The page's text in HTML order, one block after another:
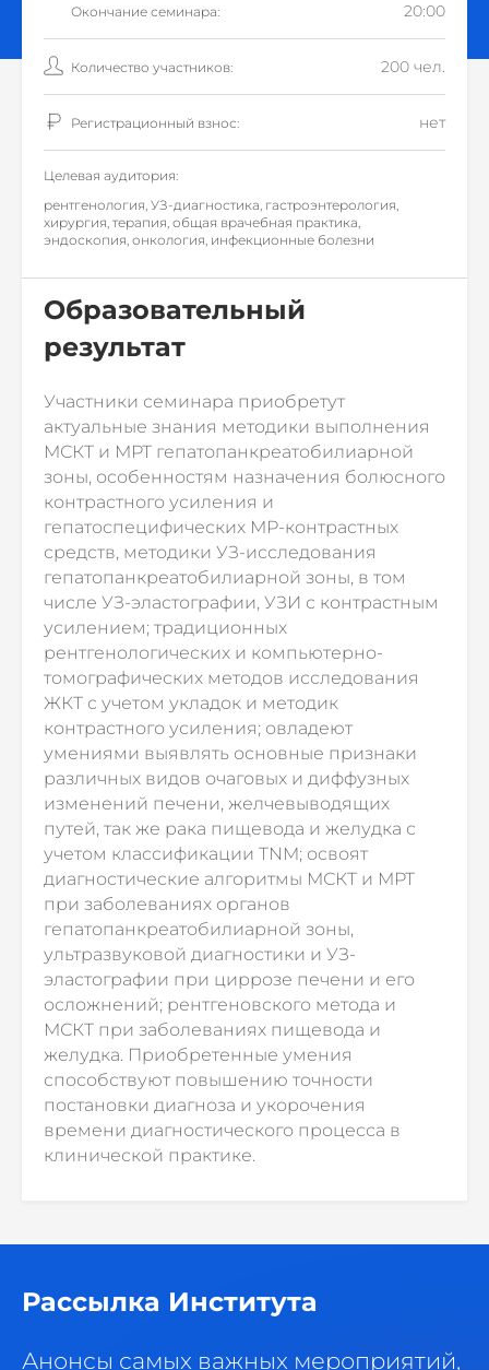
Окончание семинара: 20:00
Количество участников: 200 чел.
Регистрационный взнос: нет
Целевая аудитория:
рентгенология, УЗ-диагностика, гастроэнтерология,
хирургия, терапия, общая врачебная практика,
эндоскопия, онкология, инфекционные болезни
Образовательный
результат
Участники семинара приобретут
актуальные знания методики выполнения
МСКТ и МРТ гепатопанкреатобилиарной
зоны, особенностям назначения болюсного
контрастного усиления и
гепатоспецифических МР-контрастных
средств, методики УЗ-исследования
гепатопанкреатобилиарной зоны, в том
числе УЗ-эластографии, УЗИ с контрастным
усилением; традиционных
рентгенологических и компьютерно-
томографических методов исследования
ЖКТ с учетом укладок и методик
контрастного усиления; овладеют
умениями выявлять основные признаки
различных видов очаговых и диффузных
изменений печени, желчевыводящих
путей, так же рака пищевода и желудка с
учетом классификации TNM; освоят
диагностические алгоритмы МСКТ и МРТ
при заболеваниях органов
гепатопанкреатобилиарной зоны,
ультразвуковой диагностики и УЗ-
эластографии при циррозе печени и его
осложнений; рентгеновского метода и
МСКТ при заболеваниях пищевода и
желудка. Приобретенные умения
способствуют повышению точности
постановки диагноза и укорочения
времени диагностического процесса в
клинической практике.
Рассылка Института
Анонсы самых важных мероприятий,